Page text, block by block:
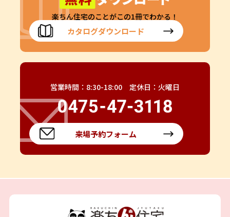
楽ちん住宅のことがこの1冊でわかる！
カタログダウンロード
営業時間：8:30-18:00 定休日：火曜日
来場予約フォーム